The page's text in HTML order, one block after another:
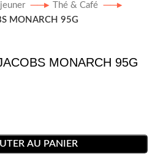
Thé & Café
MONARCH 95G
MONARCH 95G
AU PANIER